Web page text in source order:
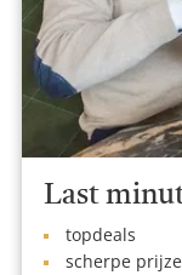
Last
topdeals
scherpe